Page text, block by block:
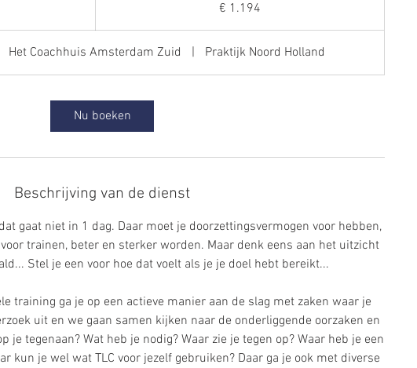
€ 1.194
Het Coachhuis Amsterdam Zuid | Praktijk Noord Holland
Nu boeken
Beschrijving van de dienst
gaat niet in 1 dag. Daar moet je doorzettingsvermogen voor hebben,
trainen, beter en sterker worden. Maar denk eens aan het uitzicht
Stel je een voor hoe dat voelt als je je doel hebt bereikt...
training ga je op een actieve manier aan de slag met zaken waar je
uit en we gaan samen kijken naar de onderliggende oorzaken en
je tegenaan? Wat heb je nodig? Waar zie je tegen op? Waar heb je een
kun je wel wat TLC voor jezelf gebruiken? Daar ga je ook met diverse